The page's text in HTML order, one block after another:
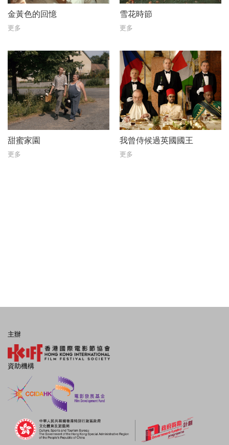
金黃色的回憶
更多
雪花時節
更多
甜蜜家園
更多
我曾侍候過英國國王
更多
主辦
資助機構